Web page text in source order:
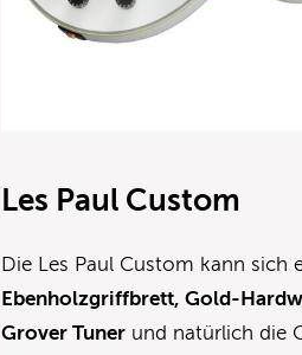
Les Paul Custom
Die Les Paul Custom kann sich
Ebenholzgriffbrett, Gold-
Grover Tuner und natürlich die